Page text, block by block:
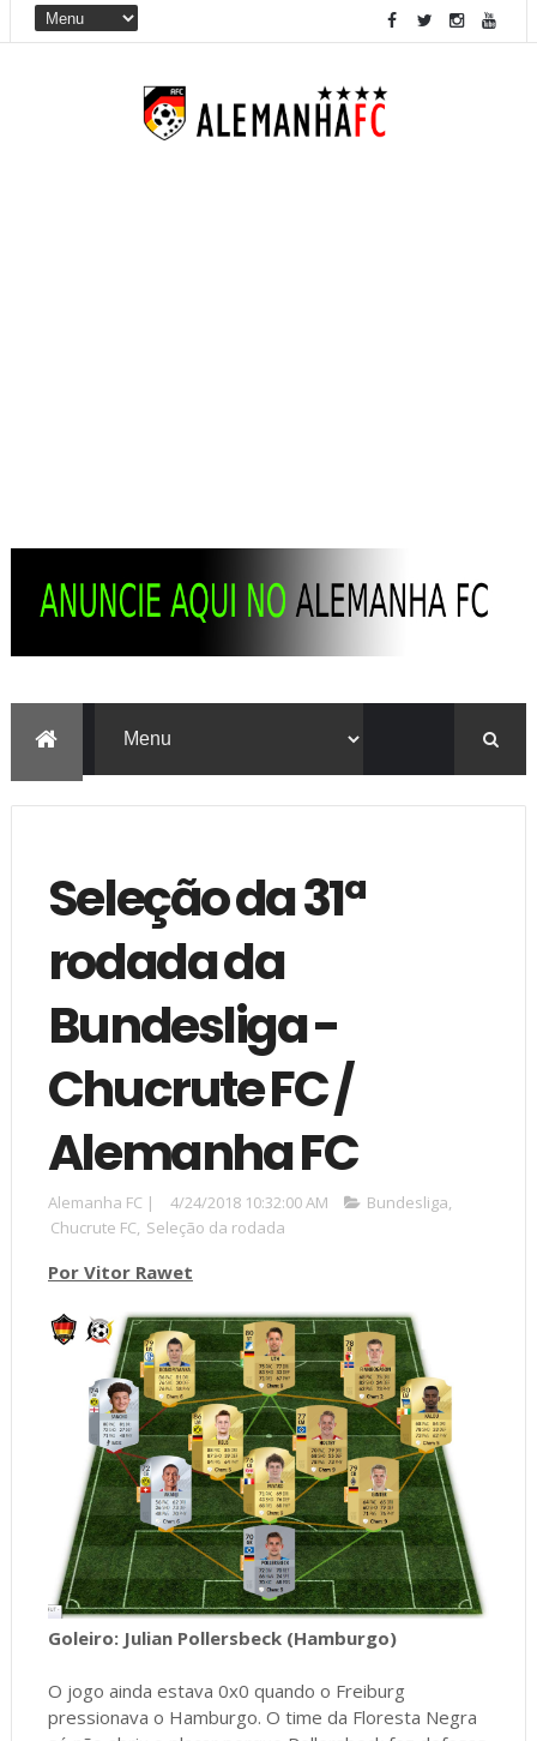
Seleção da 31ª
rodada da
Bundesliga -
Chucrute FC /
Alemanha FC
Alemanha FC | 4/24/2018 10:32:00 AM Bundesliga,
Chucrute FC, Seleção da rodada
Por Vitor Rawet
Goleiro: Julian Pollersbeck (Hamburgo)
O jogo ainda estava 0x0 quando o Freiburg
pressionava o Hamburgo. O time da Floresta Negra